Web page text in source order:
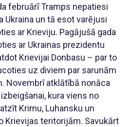
februārī Tramps nepatiesi
Ukraina un tā esot varējusi
ar Krieviju. Pagājušā gada
ar Ukrainas prezidentu
Krievijai Donbasu – par to
uz diviem par sarunām
Novembrī atklātībā nonāca
kura viens no
Krimu, Luhansku un
Krievijas teritorijām. Savukārt